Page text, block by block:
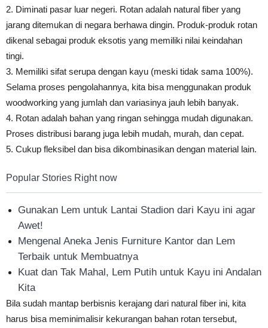
2. Diminati pasar luar negeri. Rotan adalah natural fiber yang
jarang ditemukan di negara berhawa dingin. Produk-produk rotan
dikenal sebagai produk eksotis yang memiliki nilai keindahan
tingi.
3. Memiliki sifat serupa dengan kayu (meski tidak sama 100%).
Selama proses pengolahannya, kita bisa menggunakan produk
woodworking yang jumlah dan variasinya jauh lebih banyak.
4. Rotan adalah bahan yang ringan sehingga mudah digunakan.
Proses distribusi barang juga lebih mudah, murah, dan cepat.
5. Cukup fleksibel dan bisa dikombinasikan dengan material lain.
Popular Stories Right now
Gunakan Lem untuk Lantai Stadion dari Kayu ini agar
Awet!
Mengenal Aneka Jenis Furniture Kantor dan Lem
Terbaik untuk Membuatnya
Kuat dan Tak Mahal, Lem Putih untuk Kayu ini Andalan
Kita
Bila sudah mantap berbisnis kerajang dari natural fiber ini, kita
harus bisa meminimalisir kekurangan bahan rotan tersebut,